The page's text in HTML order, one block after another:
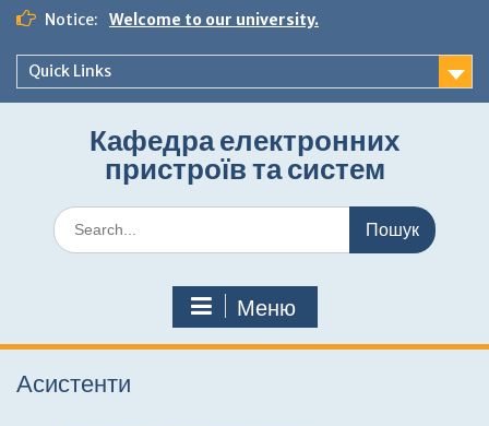
Перейти
вмісту
Notice: Welcome to our university.
Quick Links
Кафедра електронних
пристроїв та систем
Шукати:
Меню
Асистенти